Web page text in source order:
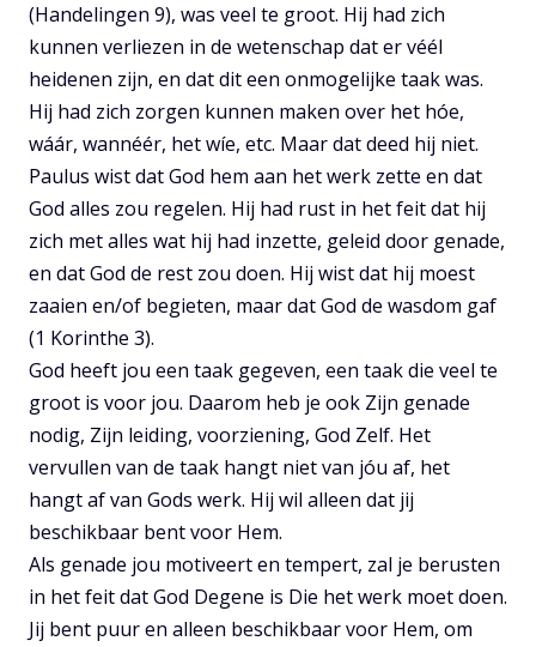
(Handelingen 9), was veel te groot. Hij had zich
kunnen verliezen in de wetenschap dat er véél
heidenen zijn, en dat dit een onmogelijke taak was.
Hij had zich zorgen kunnen maken over het hóe,
wáár, wannéér, het wíe, etc. Maar dat deed hij niet.
Paulus wist dat God hem aan het werk zette en dat
God alles zou regelen. Hij had rust in het feit dat hij
zich met alles wat hij had inzette, geleid door genade,
en dat God de rest zou doen. Hij wist dat hij moest
zaaien en/of begieten, maar dat God de wasdom gaf
(1 Korinthe 3).
God heeft jou een taak gegeven, een taak die veel te
groot is voor jou. Daarom heb je ook Zijn genade
nodig, Zijn leiding, voorziening, God Zelf. Het
vervullen van de taak hangt niet van jóu af, het
hangt af van Gods werk. Hij wil alleen dat jij
beschikbaar bent voor Hem.
Als genade jou motiveert en tempert, zal je berusten
in het feit dat God Degene is Die het werk moet doen.
Jij bent puur en alleen beschikbaar voor Hem, om